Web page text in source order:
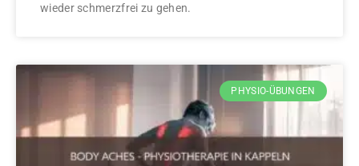
wieder schmerzfrei zu gehen.
PHYSIO-ÜBUNGEN